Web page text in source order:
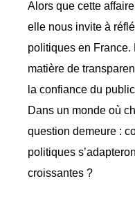
Alors que cette
elle nous invite à
politiques en
matière de
la confiance du
Dans un monde où
question demeure :
politiques
croissantes ?